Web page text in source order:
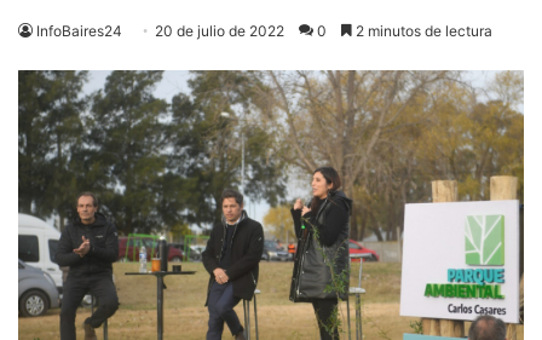
InfoBaires24 20 de julio de 2022 0 2 minutos de lectura